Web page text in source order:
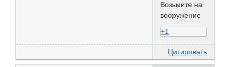
Возьмите на
вооружение
+1
Цитировать